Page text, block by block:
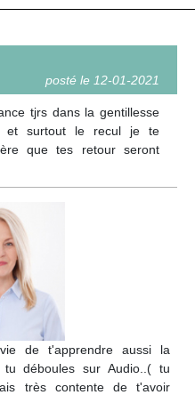
posté le 12-01-2021
tjrs dans la gentillesse
et surtout le recul je te
que tes retour seront
de t'apprendre aussi la
tu déboules sur Audio..( tu
très contente de t'avoir